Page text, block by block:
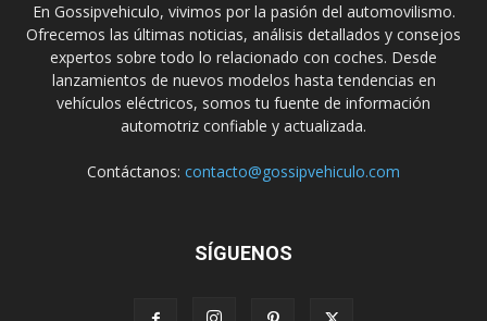
En Gossipvehiculo, vivimos por la pasión del automovilismo.
Ofrecemos las últimas noticias, análisis detallados y consejos
expertos sobre todo lo relacionado con coches. Desde
lanzamientos de nuevos modelos hasta tendencias en
vehículos eléctricos, somos tu fuente de información
automotriz confiable y actualizada.
Contáctanos: contacto@gossipvehiculo.com
SÍGUENOS